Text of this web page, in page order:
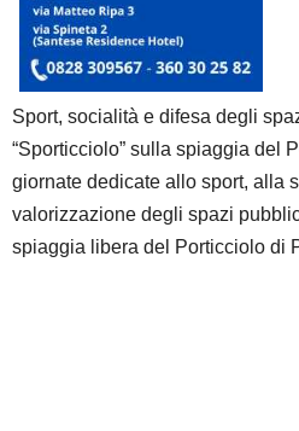
Sport, socialità e difesa degli
“Sporticciolo” sulla spiaggia del
giornate dedicate allo sport, alla
valorizzazione degli spazi
spiaggia libera del Porticciolo di